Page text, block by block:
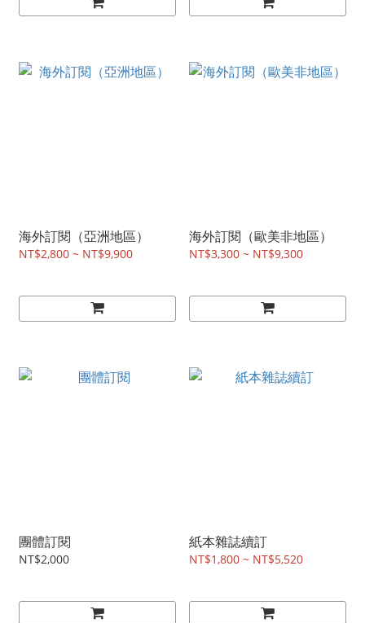
海外訂閱（亞洲地區）
NT$2,800 ~ NT$9,900
海外訂閱（歐美非地區）
NT$3,300 ~ NT$9,300
團體訂閱
NT$2,000
紙本雜誌續訂
NT$1,800 ~ NT$5,520